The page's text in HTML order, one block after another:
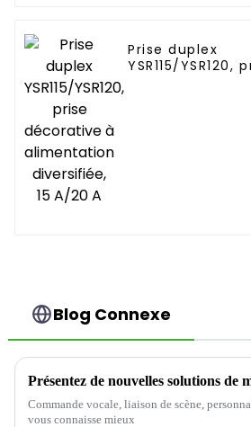
Prise duplex
YSR115/YSR120,
Blog Connexe
Commande vocale, liaison de scène,
vous connaisse mieux